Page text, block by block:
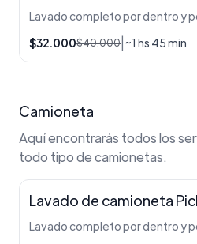
$32.000$40.000 ~1 hs 45 min
Camioneta
Aquí encontrarás todos los
todo tipo de camionetas.
Lavado de camioneta